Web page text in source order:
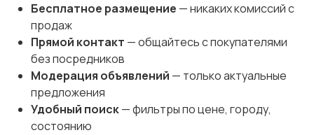
Бесплатное размещение — никаких комиссий с
продаж
Прямой контакт — общайтесь с покупателями
без посредников
Модерация объявлений — только актуальные
предложения
Удобный поиск— фильтры по цене, городу,
состоянию